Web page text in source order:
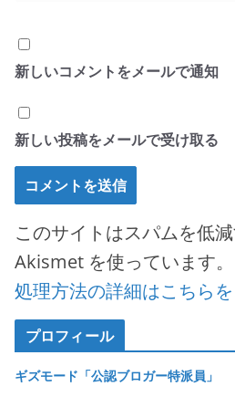
新しいコメントをメールで通知
新しい投稿をメールで受け取る
このサイトはスパムを低
Akismet を使っています。
処理方法の詳細はこちら
プロフィール
ギズモード「公認ブロガー特派員」